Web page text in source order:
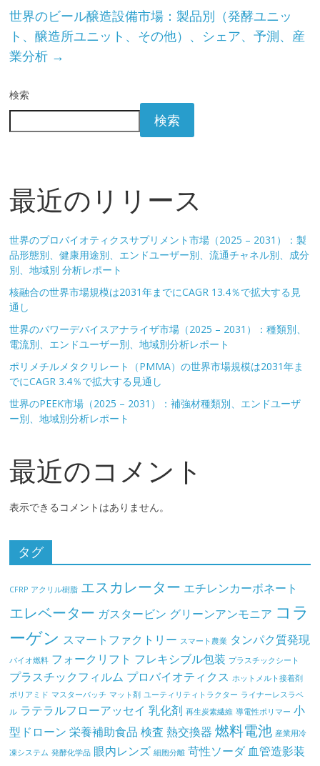
世界のビール醸造設備市場：製品別（発酵ユニッ
ト、醸造所ユニット、その他）、シェア、予測、産
業分析 →
検索
検索
最近のリリース
世界のプロバイオティクスサプリメント市場（2025 – 2031）：製
品形態別、健康用途別、エンドユーザー別、流通チャネル別、成分
別、地域別 分析レポート
核融合の世界市場規模は2031年までにCAGR 13.4％で拡大する見
通し
世界のパワーデバイスアナライザ市場（2025 – 2031）：種類別、
電流別、エンドユーザー別、地域別分析レポート
ポリメチルメタクリレート（PMMA）の世界市場規模は2031年ま
でにCAGR 3.4％で拡大する見通し
世界のPEEK市場（2025 – 2031）：補強材種類別、エンドユーザ
ー別、地域別分析レポート
最近のコメント
表示できるコメントはありません。
タグ
CFRP アクリル樹脂 エスカレーター エチレンカーボネート
エレベーター ガスタービン グリーンアンモニア コラ
ーゲン スマートファクトリー スマート農業 タンパク質発現
バイオ燃料 フォークリフト フレキシブル包装 プラスチックシート
プラスチックフィルム プロバイオティクス ホットメルト接着剤
ポリアミド マスターバッチ マット剤 ユーティリティトラクター ライナーレスラベ
ル ラテラルフローアッセイ 乳化剤 再生炭素繊維 導電性ポリマー 小
型ドローン 栄養補助食品 検査 熱交換器 燃料電池 産業用冷
凍システム 発酵化学品 眼内レンズ 細胞分離 苛性ソーダ 血管造影装